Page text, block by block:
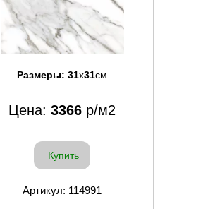
Размеры: 31x31см
Цена: 3366 р/м2
Купить
Артикул: 114991